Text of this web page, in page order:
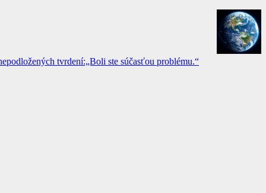
tvrdení:„Boli ste súčasťou problému.“